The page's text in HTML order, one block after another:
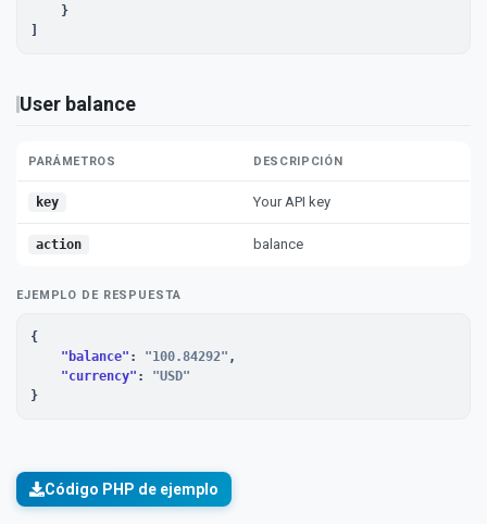
User balance
PARÁMETROS DESCRIPCIÓN
key Your API key
action balance
EJEMPLO DE RESPUESTA
{
"balance" : "100.84292" ,
"currency" : "USD"
}
Código PHP de ejemplo